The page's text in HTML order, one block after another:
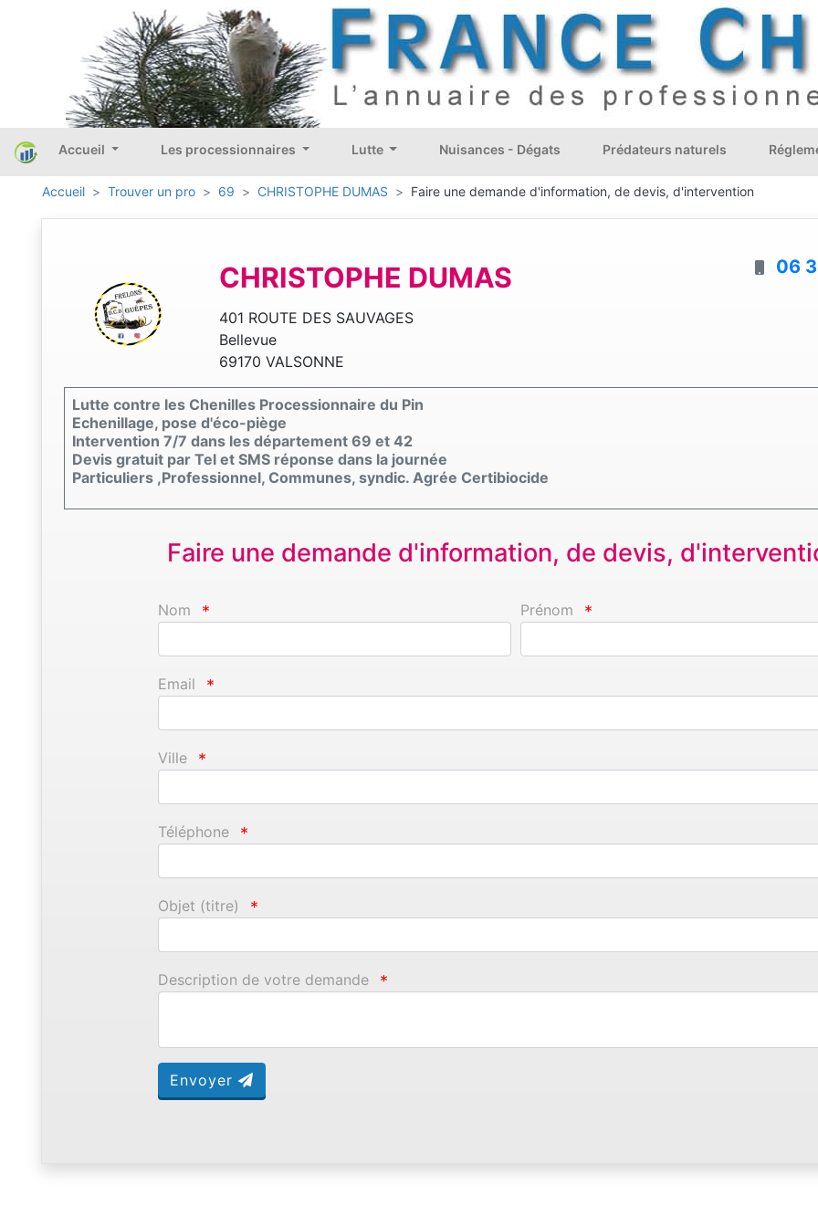
Accueil Les processionnaires Lutte Nuisances - Dégats Prédateurs naturels
Accueil Trouver un pro 69 CHRISTOPHE DUMAS Faire une demande d'information, de devis, d'intervention
CHRISTOPHE DUMAS
401 ROUTE DES SAUVAGES
Bellevue
69170 VALSONNE
06
Lutte contre les Chenilles Processionnaire du Pin
Echenillage, pose d'éco-piège
Intervention 7/7 dans les département 69 et 42
Devis gratuit par Tel et SMS réponse dans la journée
Particuliers ,Professionnel, Communes, syndic. Agrée Certibiocide
Faire une demande d'information, de devis,
Nom * Prénom *
Email *
Ville *
Téléphone *
Objet (titre) *
Description de votre demande *
Envoyer